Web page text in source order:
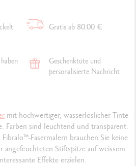
Gratis ab 80.00 €
Geschenktüte und
personalisierte Nachricht
mit hochwertiger, wasserlöslicher Tinte
Farben sind leuchtend und transparent.
Fasermalern brauchen Sie keine
angefeuchteten Stiftspitze auf weissem
Effekte erzielen.